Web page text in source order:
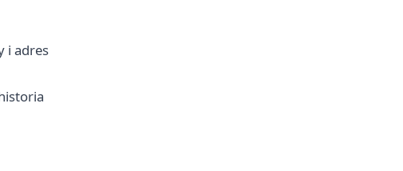
i adres